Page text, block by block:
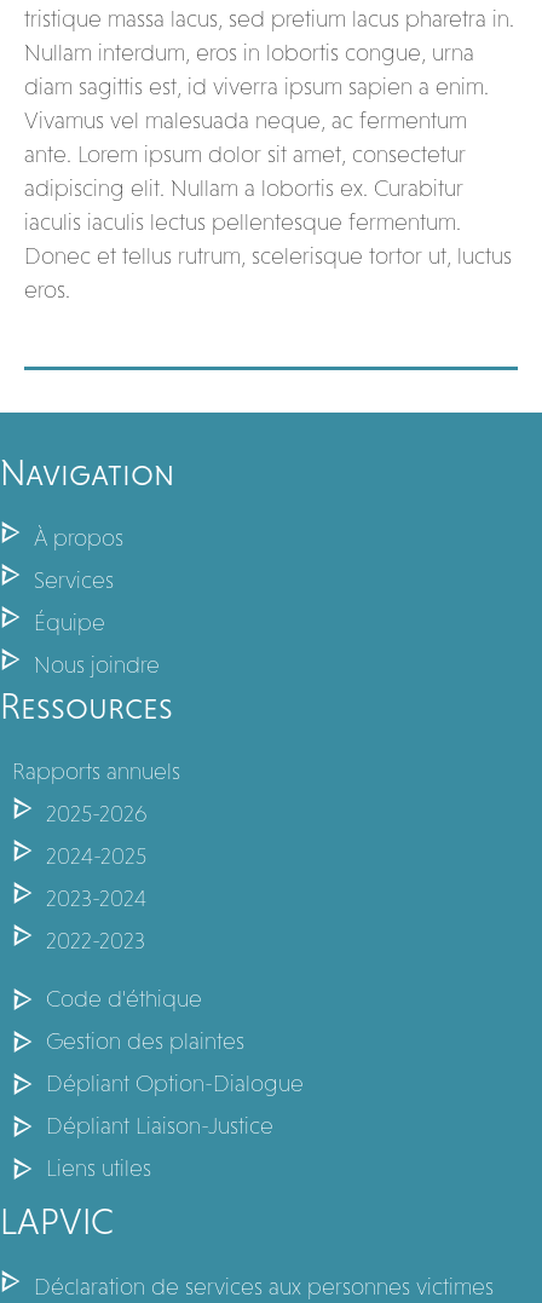
tristique massa lacus, sed pretium lacus pharetra in.
Nullam interdum, eros in lobortis congue, urna
diam sagittis est, id viverra ipsum sapien a enim.
Vivamus vel malesuada neque, ac fermentum
ante. Lorem ipsum dolor sit amet, consectetur
adipiscing elit. Nullam a lobortis ex. Curabitur
iaculis iaculis lectus pellentesque fermentum.
Donec et tellus rutrum, scelerisque tortor ut, luctus
eros.
Navigation
À propos
Services
Équipe
Nous joindre
Ressources
Rapports annuels
2025-2026
2024-2025
2023-2024
2022-2023
Code d'éthique
Gestion des plaintes
Dépliant Option-Dialogue
Dépliant Liaison-Justice
Liens utiles
LAPVIC
Déclaration de services aux personnes victimes